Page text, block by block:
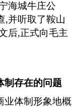
海城牛庄公
,并听取了鞍山
后,正式向毛主
制存在的问题
业体制形象地概